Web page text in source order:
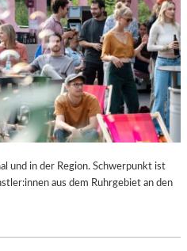
und in der Region. Schwerpunkt ist
aus dem Ruhrgebiet an den